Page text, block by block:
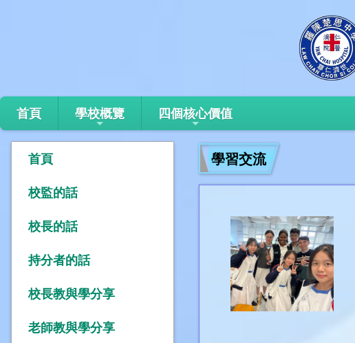
首頁 學校概覽 四個核心價值
首頁
校監的話
校長的話
持分者的話
校長教與學分享
老師教與學分享
學習交流